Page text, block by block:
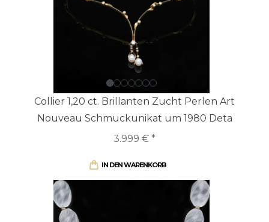
Collier 1,20 ct. Brillanten Zucht Perlen Art
Nouveau Schmuckunikat um 1980 Deta
3.999 € *
IN DEN WARENKORB